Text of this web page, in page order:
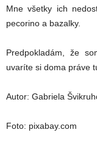
Mne všetky ich
pecorino a bazalky.
Predpokladám, že
uvaríte si doma práve
Autor: Gabriela
Foto: pixabay.com